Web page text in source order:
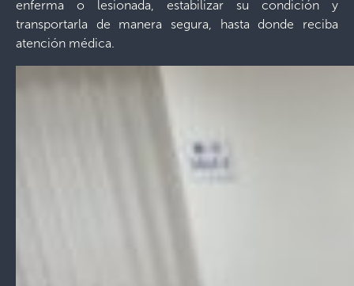
enferma o lesionada, estabilizar su condición y
transportarla de manera segura, hasta donde reciba
atención médica.